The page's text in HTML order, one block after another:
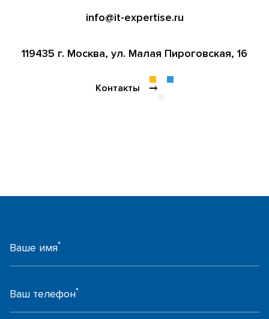
info@it-expertise.ru
119435 г. Москва, ул. Малая Пироговская, 16
Контакты
Ваше имя*
Ваш телефон*